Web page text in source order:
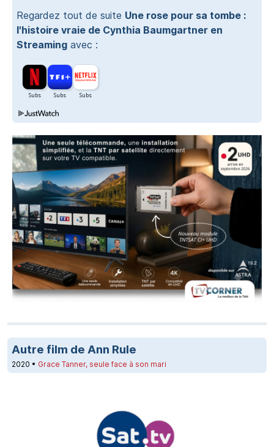
Regardez tout de suite Une rose pour sa tombe :
l'histoire vraie de Cynthia Baumgartner en
Streaming avec :
Autre film de Ann Rule
2020 • Grace Tanner, seule face à son mari